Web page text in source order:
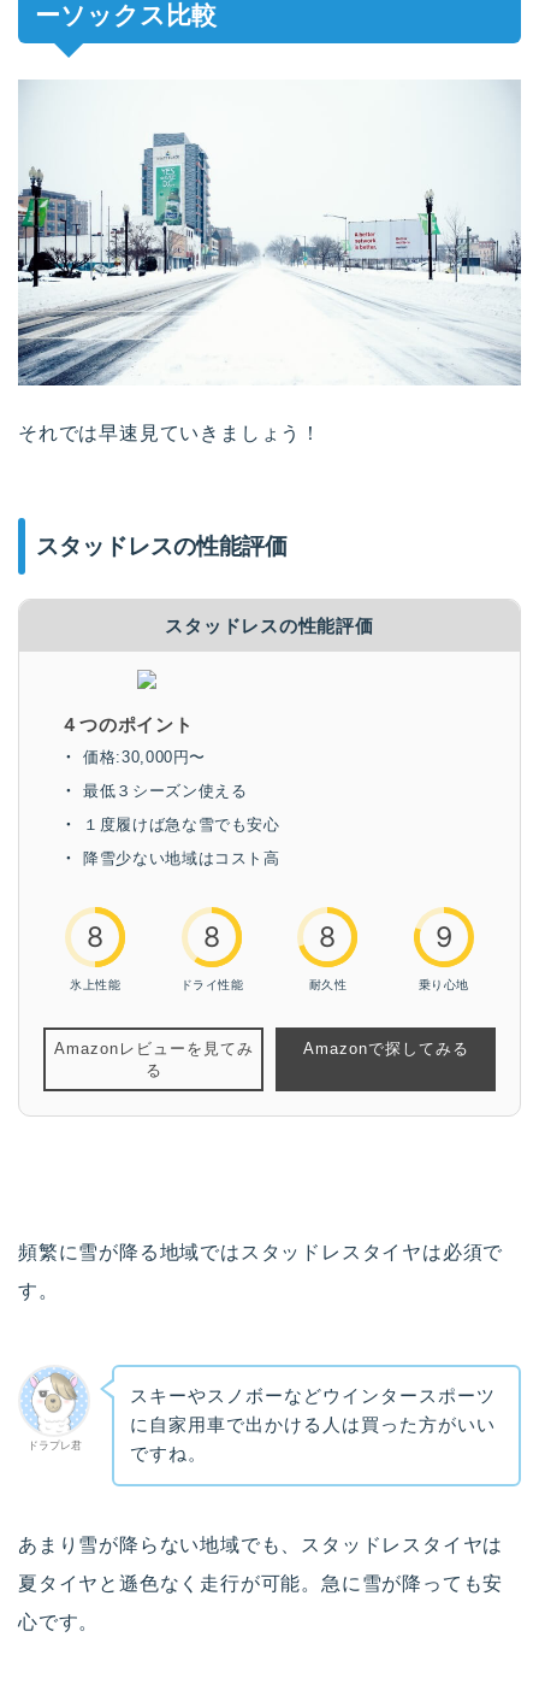
ーソックス比較
それでは早速見ていきましょう！
スタッドレスの性能評価
スタッドレスの性能評価
４つのポイント
価格:30,000円〜
最低３シーズン使える
１度履けば急な雪でも安心
降雪少ない地域はコスト高
8
氷上性能
8
ドライ性能
8
耐久性
9
乗り心地
Amazonレビューを見てみ
る
Amazonで探してみる
頻繁に雪が降る地域ではスタッドレスタイヤは必須で
す。
ドラプレ君
スキーやスノボーなどウインタースポーツ
に自家用車で出かける人は買った方がいい
ですね。
あまり雪が降らない地域でも、スタッドレスタイヤは
夏タイヤと遜色なく走行が可能。急に雪が降っても安
心です。